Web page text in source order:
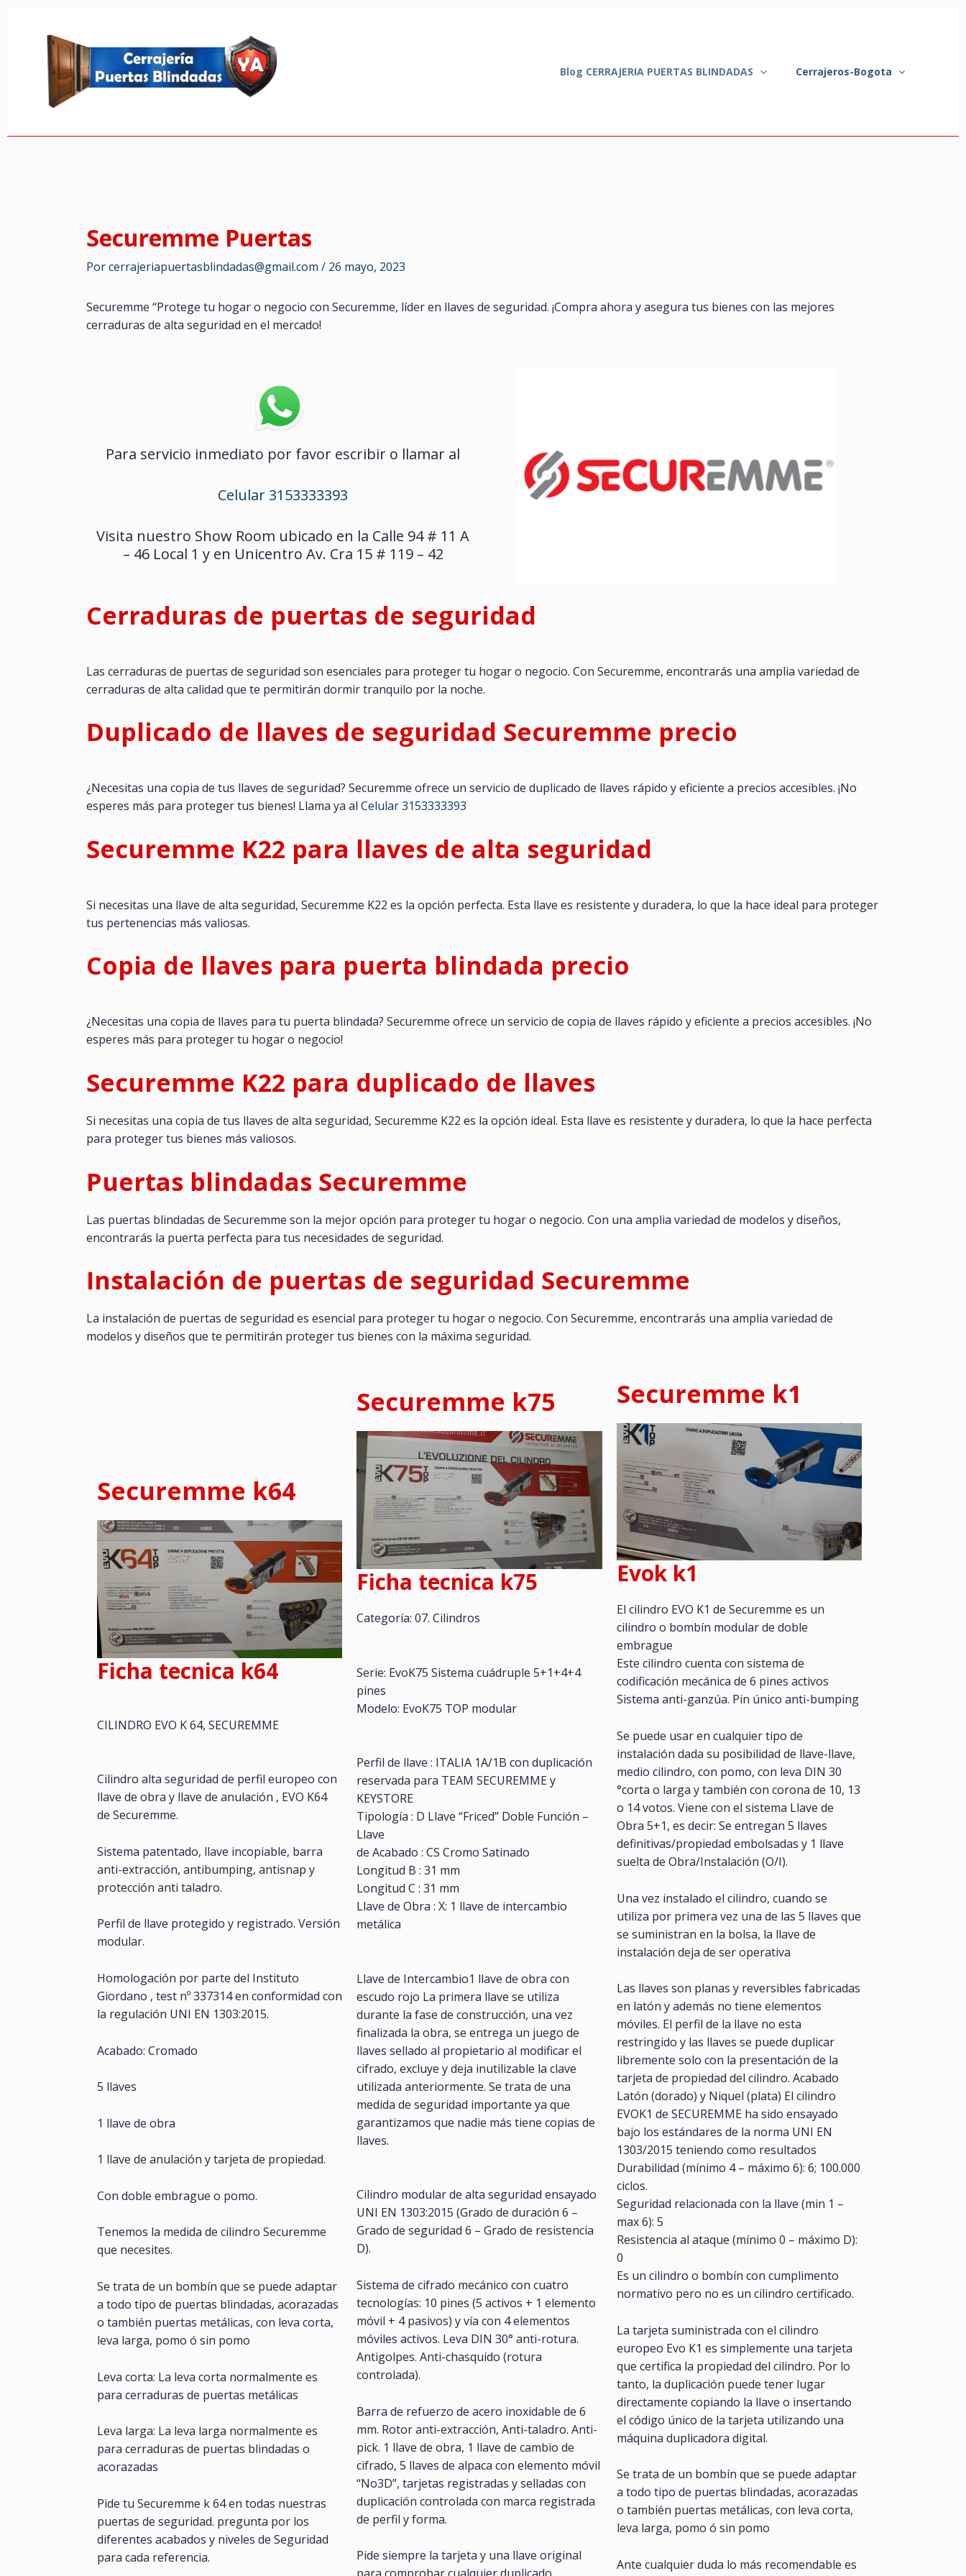
contenido
Blog CERRAJERIA PUERTAS BLINDADAS Cerrajeros-Bogota
Securemme Puertas
Porcerrajeriapuertasblindadas@gmail.com / 26 mayo, 2023
Securemme “Protege tu hogar o negocio con Securemme, líder en llaves de seguridad. ¡Compra ahora y asegura tus bienes con las mejores
cerraduras de alta seguridad en el mercado!
Para servicio inmediato por favor escribir o llamar al
Celular 3153333393
Visita nuestro Show Room ubicado en la Calle 94 # 11 A
– 46 Local 1 y en Unicentro Av. Cra 15 # 119 – 42
Cerraduras de puertas de seguridad
Las cerraduras de puertas de seguridad son esenciales para proteger tu hogar o negocio. Con Securemme, encontrarás una amplia variedad de
cerraduras de alta calidad que te permitirán dormir tranquilo por la noche.
Duplicado de llaves de seguridad Securemme precio
¿Necesitas una copia de tus llaves de seguridad? Securemme ofrece un servicio de duplicado de llaves rápido y eficiente a precios accesibles. ¡No
esperes más para proteger tus bienes! Llama ya al Celular 3153333393
Securemme K22 para llaves de alta seguridad
Si necesitas una llave de alta seguridad, Securemme K22 es la opción perfecta. Esta llave es resistente y duradera, lo que la hace ideal para proteger
tus pertenencias más valiosas.
Copia de llaves para puerta blindada precio
¿Necesitas una copia de llaves para tu puerta blindada? Securemme ofrece un servicio de copia de llaves rápido y eficiente a precios accesibles. ¡No
esperes más para proteger tu hogar o negocio!
Securemme K22 para duplicado de llaves
Si necesitas una copia de tus llaves de alta seguridad, Securemme K22 es la opción ideal. Esta llave es resistente y duradera, lo que la hace perfecta
para proteger tus bienes más valiosos.
Puertas blindadas Securemme
Las puertas blindadas de Securemme son la mejor opción para proteger tu hogar o negocio. Con una amplia variedad de modelos y diseños,
encontrarás la puerta perfecta para tus necesidades de seguridad.
Instalación de puertas de seguridad Securemme
La instalación de puertas de seguridad es esencial para proteger tu hogar o negocio. Con Securemme, encontrarás una amplia variedad de
modelos y diseños que te permitirán proteger tus bienes con la máxima seguridad.
Securemme k64
Ficha tecnica k64
CILINDRO EVO K 64, SECUREMME
Cilindro alta seguridad de perfil europeo con
llave de obra y llave de anulación , EVO K64
de Securemme.
Sistema patentado, llave incopiable, barra
anti-extracción, antibumping, antisnap y
protección anti taladro.
Perfil de llave protegido y registrado. Versión
modular.
Homologación por parte del Instituto
Giordano , test nº 337314 en conformidad con
la regulación UNI EN 1303:2015.
Acabado: Cromado
5 llaves
1 llave de obra
1 llave de anulación y tarjeta de propiedad.
Con doble embrague o pomo.
Tenemos la medida de cilindro Securemme
que necesites.
Se trata de un bombín que se puede adaptar
a todo tipo de puertas blindadas, acorazadas
o también puertas metálicas, con leva corta,
leva larga, pomo ó sin pomo
Leva corta: La leva corta normalmente es
para cerraduras de puertas metálicas
Leva larga: La leva larga normalmente es
para cerraduras de puertas blindadas o
acorazadas
Pide tu Securemme k 64 en todas nuestras
puertas de seguridad. pregunta por los
diferentes acabados y niveles de Seguridad
para cada referencia.
Securemme k75
Ficha tecnica k75
Categoría: 07. Cilindros
Serie: EvoK75 Sistema cuádruple 5+1+4+4
pines
Modelo: EvoK75 TOP modular
Perfil de llave : ITALIA 1A/1B con duplicación
reservada para TEAM SECUREMME y
KEYSTORE
Tipología : D Llave “Friced” Doble Función –
Llave
de Acabado : CS Cromo Satinado
Longitud B : 31 mm
Longitud C : 31 mm
Llave de Obra : X: 1 llave de intercambio
metálica
Llave de Intercambio1 llave de obra con
escudo rojo La primera llave se utiliza
durante la fase de construcción, una vez
finalizada la obra, se entrega un juego de
llaves sellado al propietario al modificar el
cifrado, excluye y deja inutilizable la clave
utilizada anteriormente. Se trata de una
medida de seguridad importante ya que
garantizamos que nadie más tiene copias de
llaves.
Cilindro modular de alta seguridad ensayado
UNI EN 1303:2015 (Grado de duración 6 –
Grado de seguridad 6 – Grado de resistencia
D).
Sistema de cifrado mecánico con cuatro
tecnologías: 10 pines (5 activos + 1 elemento
móvil + 4 pasivos) y vía con 4 elementos
móviles activos. Leva DIN 30° anti-rotura.
Antigolpes. Anti-chasquido (rotura
controlada).
Barra de refuerzo de acero inoxidable de 6
mm. Rotor anti-extracción, Anti-taladro. Anti-
pick. 1 llave de obra, 1 llave de cambio de
cifrado, 5 llaves de alpaca con elemento móvil
“No3D”, tarjetas registradas y selladas con
duplicación controlada con marca registrada
de perfil y forma.
Pide siempre la tarjeta y una llave original
Securemme k1
Evok k1
El cilindro EVO K1 de Securemme es un
cilindro o bombín modular de doble
embrague
Este cilindro cuenta con sistema de
codificación mecánica de 6 pines activos
Sistema anti-ganzúa. Pin único anti-bumping
Se puede usar en cualquier tipo de
instalación dada su posibilidad de llave-llave,
medio cilindro, con pomo, con leva DIN 30
°corta o larga y también con corona de 10, 13
o 14 votos. Viene con el sistema Llave de
Obra 5+1, es decir: Se entregan 5 llaves
definitivas/propiedad embolsadas y 1 llave
suelta de Obra/Instalación (O/I).
Una vez instalado el cilindro, cuando se
utiliza por primera vez una de las 5 llaves que
se suministran en la bolsa, la llave de
instalación deja de ser operativa
Las llaves son planas y reversibles fabricadas
en latón y además no tiene elementos
móviles. El perfil de la llave no esta
restringido y las llaves se puede duplicar
libremente solo con la presentación de la
tarjeta de propiedad del cilindro. Acabado
Latón (dorado) y Niquel (plata) El cilindro
EVOK1 de SECUREMME ha sido ensayado
bajo los estándares de la norma UNI EN
1303/2015 teniendo como resultados
Durabilidad (mínimo 4 – máximo 6): 6; 100.000
ciclos.
Seguridad relacionada con la llave (min 1 –
max 6): 5
Resistencia al ataque (mínimo 0 – máximo D):
0
Es un cilindro o bombín con cumplimento
normativo pero no es un cilindro certificado.
La tarjeta suministrada con el cilindro
europeo Evo K1 es simplemente una tarjeta
que certifica la propiedad del cilindro. Por lo
tanto, la duplicación puede tener lugar
directamente copiando la llave o insertando
el código único de la tarjeta utilizando una
máquina duplicadora digital.
Se trata de un bombín que se puede adaptar
a todo tipo de puertas blindadas, acorazadas
o también puertas metálicas, con leva corta,
leva larga, pomo ó sin pomo
Ante cualquier duda lo más recomendable es